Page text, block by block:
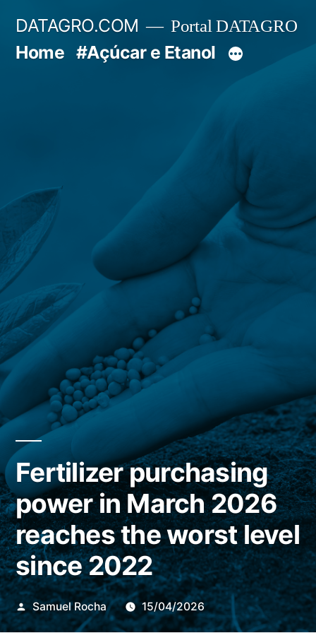
DATAGRO.COM Portal DATAGRO
Home #Açúcar e Etanol
Fertilizer purchasing
power in March 2026
reaches the worst level
since 2022
Publicado
por
Samuel Rocha 15/04/2026